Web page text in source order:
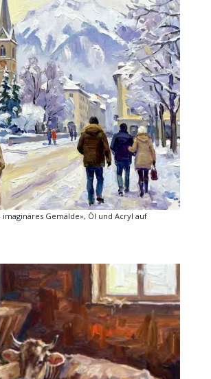
imaginäres Gemälde», Öl und Acryl auf